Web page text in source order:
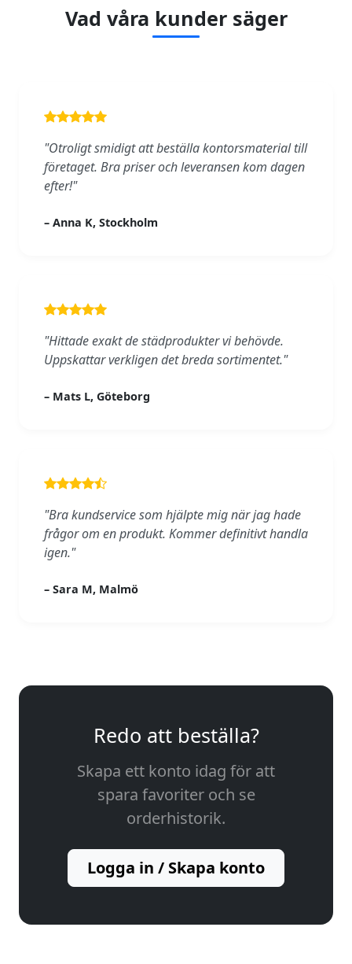
Vad våra kunder säger
"Otroligt smidigt att beställa kontorsmaterial till
företaget. Bra priser och leveransen kom dagen
efter!"
– Anna K, Stockholm
"Hittade exakt de städprodukter vi behövde.
Uppskattar verkligen det breda sortimentet."
– Mats L, Göteborg
"Bra kundservice som hjälpte mig när jag hade
frågor om en produkt. Kommer definitivt handla
igen."
– Sara M, Malmö
Redo att beställa?
Skapa ett konto idag för att
spara favoriter och se
orderhistorik.
Logga in / Skapa konto